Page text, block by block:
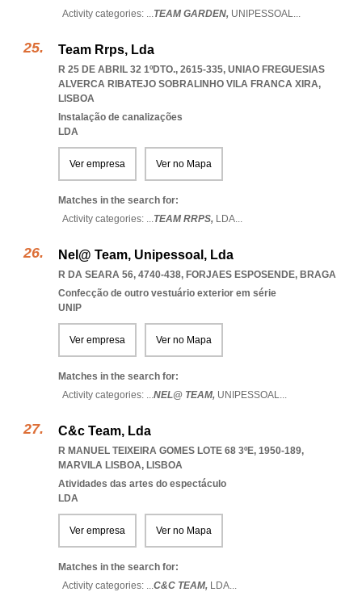
Activity categories: ...TEAM GARDEN, UNIPESSOAL...
Team Rrps, Lda
R 25 DE ABRIL 32 1ºDTO., 2615-335, UNIAO FREGUESIAS
ALVERCA RIBATEJO SOBRALINHO VILA FRANCA XIRA,
LISBOA
Instalação de canalizações
LDA
Ver empresa Ver no Mapa
Matches in the search for:
Activity categories: ...TEAM RRPS, LDA...
Nel@ Team, Unipessoal, Lda
R DA SEARA 56, 4740-438, FORJAES ESPOSENDE, BRAGA
Confecção de outro vestuário exterior em série
UNIP
Ver empresa Ver no Mapa
Matches in the search for:
Activity categories: ...NEL@ TEAM, UNIPESSOAL...
C&c Team, Lda
R MANUEL TEIXEIRA GOMES LOTE 68 3ºE, 1950-189,
MARVILA LISBOA, LISBOA
Atividades das artes do espectáculo
LDA
Ver empresa Ver no Mapa
Matches in the search for:
Activity categories: ...C&C TEAM, LDA...